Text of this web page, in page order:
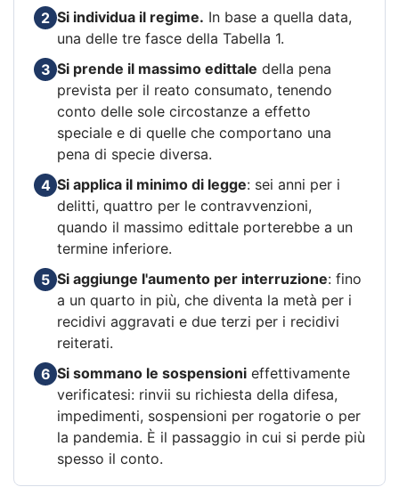
2 Si individua il regime. In base a quella data,
una delle tre fasce della Tabella 1.
3 Si prende il massimo edittale della pena
prevista per il reato consumato, tenendo
conto delle sole circostanze a effetto
speciale e di quelle che comportano una
pena di specie diversa.
4 Si applica il minimo di legge: sei anni per i
delitti, quattro per le contravvenzioni,
quando il massimo edittale porterebbe a un
termine inferiore.
5 Si aggiunge l'aumento per interruzione: fino
a un quarto in più, che diventa la metà per i
recidivi aggravati e due terzi per i recidivi
reiterati.
6 Si sommano le sospensioni effettivamente
verificatesi: rinvii su richiesta della difesa,
impedimenti, sospensioni per rogatorie o per
la pandemia. È il passaggio in cui si perde più
spesso il conto.